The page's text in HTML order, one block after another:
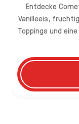
Entdecke
Vanilleeis,
Toppings und